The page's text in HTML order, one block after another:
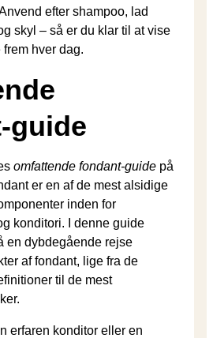
efter shampoo, lad
skyl – så er du klar til at vise
hver dag.
guide
omfattende fondant-guide på
er en af de mest alsidige
inden for
konditori. I denne guide
en dybdegående rejse
af fondant, lige fra de
til de mest
erfaren konditor eller en